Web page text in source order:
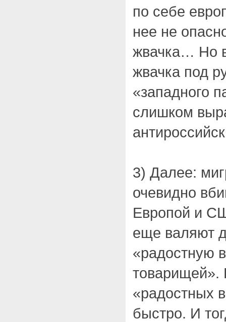
по себе
нее не
жвачка… Но
жвачка под
«западного
слишком
3) Далее:
очевидно
Европой и
еще валяют
«радостную
товарищей».
«радостных
быстро. И